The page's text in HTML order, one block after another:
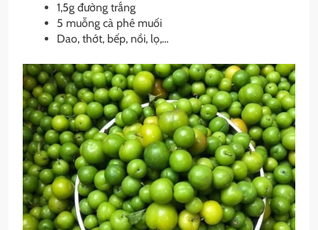
1,5g đường trắng
5 muỗng cà phê muối
Dao, thớt, bếp, nồi, lọ,…